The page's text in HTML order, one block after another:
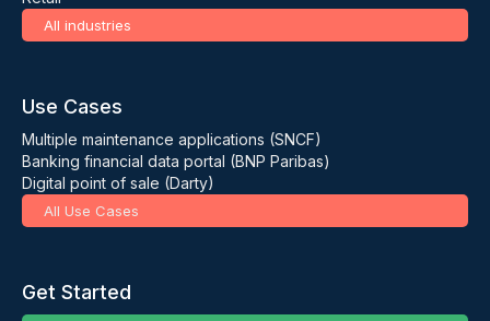
All industries
Use Cases
Multiple maintenance applications (SNCF)
Banking financial data portal (BNP Paribas)
Digital point of sale (Darty)
All Use Cases
Get Started